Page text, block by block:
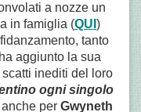
a nozze un
in famiglia (QUI )
tanto
ha aggiunto la sua
inediti del loro
ogni singolo
per Gwyneth